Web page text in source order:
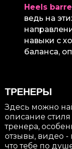
Heels barre
ведь на
навыки с
баланса,
ТРЕНЕРЫ
Здесь можно
описание
тренера,
отзывы, видео -
что тебе по